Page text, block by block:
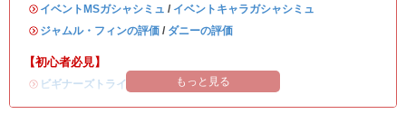
・ イベントMSガシャシミュ / イベントキャラガシャシミュ
・ ジャムル・フィンの評価 / ダニーの評価
【初心者必見】
・ ビギナーズトライアルの攻略もっと見る